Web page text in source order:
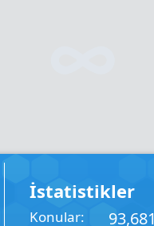
İstatistikler
Konular 93,681